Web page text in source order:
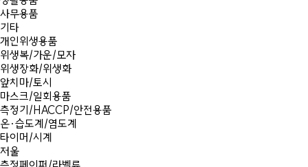
사무용품
기타
개인위생용품
위생복/가운/모자
위생장화/위생화
앞치마/토시
마스크/일회용품
측정기/HACCP/안전용품
온·습도계/염도계
타이머/시계
저울